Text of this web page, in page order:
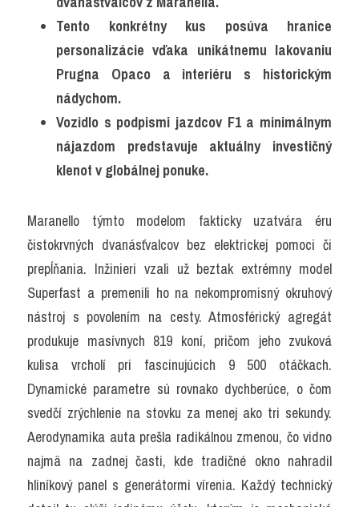
Tento konkrétny kus posúva hranice
personalizácie vďaka unikátnemu lakovaniu
Prugna Opaco a interiéru s historickým
nádychom.
Vozidlo s podpismi jazdcov F1 a minimálnym
nájazdom predstavuje aktuálny investičný
klenot v globálnej ponuke.
Maranello týmto modelom fakticky uzatvára éru
čistokrvných dvanásťvalcov bez elektrickej pomoci či
prepĺňania. Inžinieri vzali už beztak extrémny model
Superfast a premenili ho na nekompromisný okruhový
nástroj s povolením na cesty. Atmosférický agregát
produkuje masívnych 819 koní, pričom jeho zvuková
kulisa vrcholí pri fascinujúcich 9 500 otáčkach.
Dynamické parametre sú rovnako dychberúce, o čom
svedčí zrýchlenie na stovku za menej ako tri sekundy.
Aerodynamika auta prešla radikálnou zmenou, čo vidno
najmä na zadnej časti, kde tradičné okno nahradil
hliníkový panel s generátormi vírenia. Každý technický